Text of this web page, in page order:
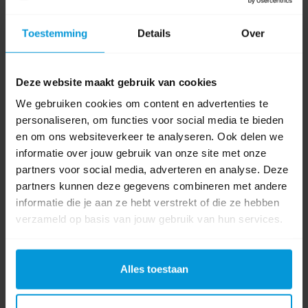
Toestemming Details Over
Deze website maakt gebruik van cookies
We gebruiken cookies om content en advertenties te
personaliseren, om functies voor social media te bieden
en om ons websiteverkeer te analyseren. Ook delen we
informatie over jouw gebruik van onze site met onze
partners voor social media, adverteren en analyse. Deze
partners kunnen deze gegevens combineren met andere
informatie die je aan ze hebt verstrekt of die ze hebben
verzameld op basis van jouw gebruik van hun services.
Alles toestaan
0 beoordeling(en)
Schrijf als eerste voor dit product een beoordeling